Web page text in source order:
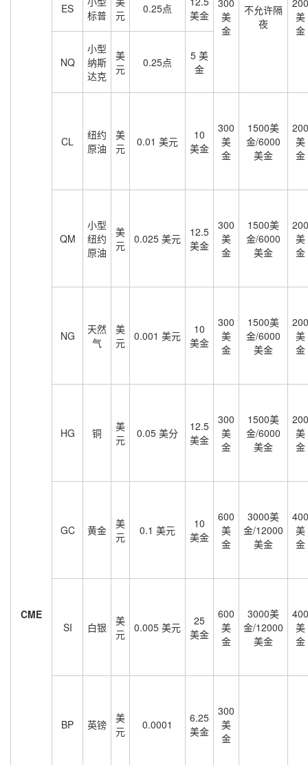
CME
300
美
金
不允许隔
夜
200
美
金
ES
标普
元
0.25点
美金
NQ
小型
纳斯
达克
美
元
0.25点
5 美
金
CL
纽约
原油
美
元
0.01 美元
10
美金
300
美
金
1500美
金/6000
美金
200
美
金
QM
小型
纽约
原油
美
元
0.025 美元
12.5
美金
300
美
金
1500美
金/6000
美金
200
美
金
NG
天然
气
美
元
0.001 美元
10
美金
300
美
金
1500美
金/6000
美金
200
美
金
HG 铜
美
元
0.05 美分
12.5
美金
300
美
金
1500美
金/6000
美金
200
美
金
GC 黄金
美
元
0.1 美元
10
美金
600
美
金
3000美
金/12000
美金
400
美
金
SI 白银
美
元
0.005 美元
25
美金
600
美
金
3000美
金/12000
美金
400
美
金
BP 英镑
美
元
0.0001
6.25
美金
300
美
金